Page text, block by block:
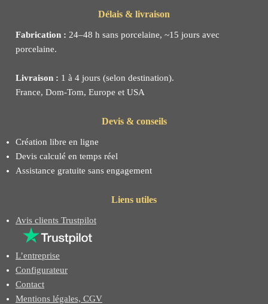
Délais & livraison
Fabrication : 24–48 h sans porcelaine, ~15 jours avec
porcelaine.
Livraison : 1 à 4 jours (selon destination).
France, Dom-Tom, Europe et USA
Devis & conseils
Création libre en ligne
Devis calculé en temps réel
Assistance gratuite sans engagement
Liens utiles
Avis clients Trustpilot
L’entreprise
Configurateur
Contact
Mentions légales, CGV